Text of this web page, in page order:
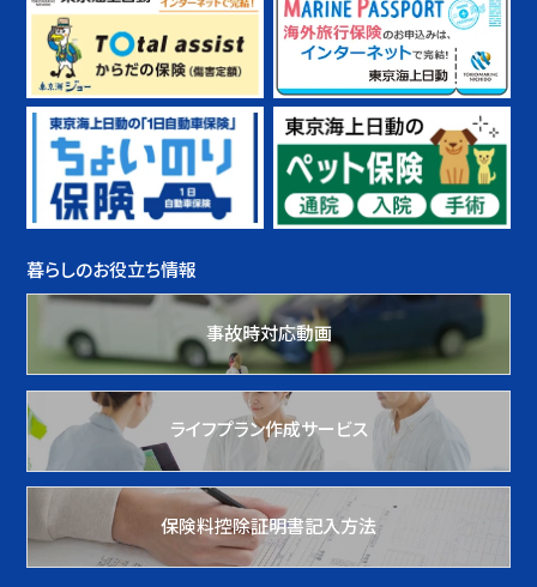
暮らしのお役立ち情報
事故時対応動画
ライフプラン作成サービス
保険料控除証明書記入方法